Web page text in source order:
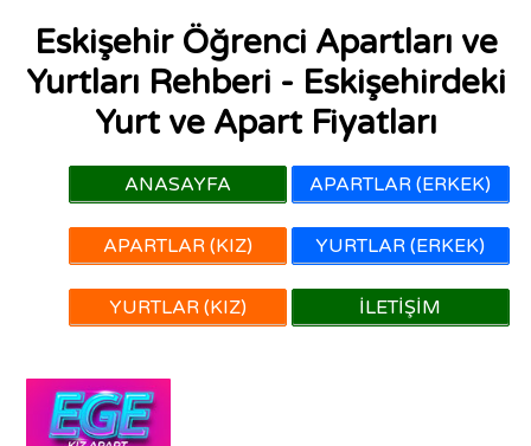
Eskişehir Öğrenci Apartları ve
Yurtları Rehberi - Eskişehirdeki
Yurt ve Apart Fiyatları
ANASAYFA APARTLAR (ERKEK)
APARTLAR (KIZ) YURTLAR (ERKEK)
YURTLAR (KIZ) İLETIŞIM